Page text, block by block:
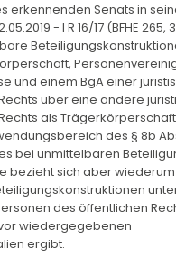
erkennenden Senats in
- I R 16/17 (BFHE 265,
und einem BgA einer
über eine andere
als
des § 8b
bei unmittelbaren
bezieht sich aber
des öffentlichen
wiedergegebenen
ergibt.